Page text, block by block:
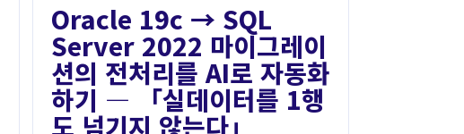
Oracle 19c → SQL
Server 2022 마이그레이
션의 전처리를 AI로 자동화
하기 ― 「실데이터를 1행
도 넘기지 않는다」